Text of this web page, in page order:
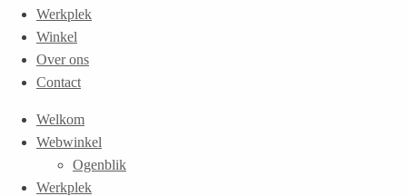
Werkplek
Winkel
Over ons
Contact
Welkom
Webwinkel
Ogenblik
Werkplek